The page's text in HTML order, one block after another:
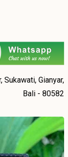
Sukawati, Gianyar,
Bali - 80582